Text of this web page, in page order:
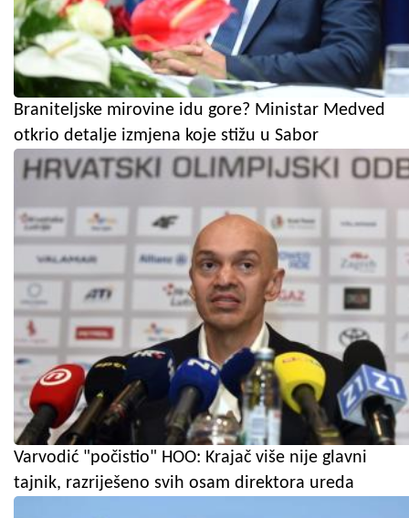
Braniteljske mirovine idu gore? Ministar Medved
otkrio detalje izmjena koje stižu u Sabor
Varvodić "počistio" HOO: Krajač više nije glavni
tajnik, razriješeno svih osam direktora ureda